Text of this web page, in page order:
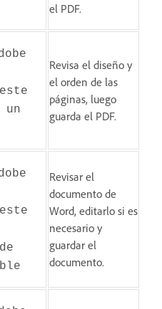
el PDF.
un
Revisa el diseño y
el orden de las
páginas, luego
guarda el PDF.
Revisar el
documento de
Word, editarlo si es
necesario y
guardar el
documento.